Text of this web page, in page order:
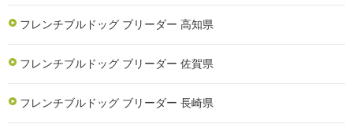
フレンチブルドッグ ブリーダー 高知県
フレンチブルドッグ ブリーダー 佐賀県
フレンチブルドッグ ブリーダー 長崎県